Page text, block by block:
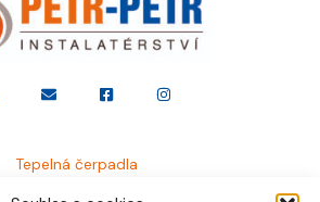
Tepelná čerpadla